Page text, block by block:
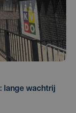
lange wachtrij